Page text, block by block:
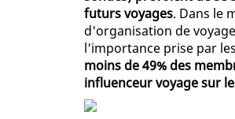
futurs voyages. Dans le
d'organisation de
l'importance prise par
moins de 49% des
influenceur voyage sur